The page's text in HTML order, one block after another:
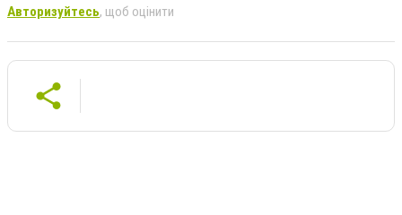
Авторизуйтесь, щоб оцінити